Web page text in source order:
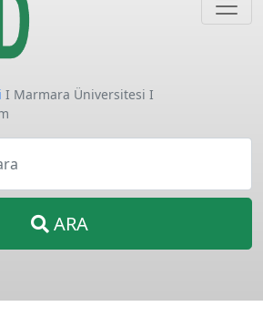
I Marmara Üniversitesi I
ARA